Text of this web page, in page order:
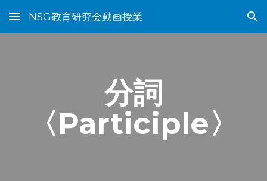
Skip to main content Skip to navigation
NSG教育研究会動画授業
分詞
〈Participle〉